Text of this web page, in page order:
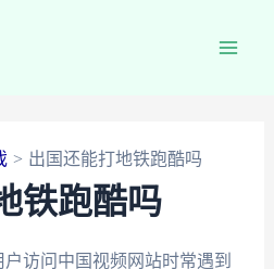
出国还能打地铁跑酷吗
铁跑酷吗
访问中国视频网站时常遇到